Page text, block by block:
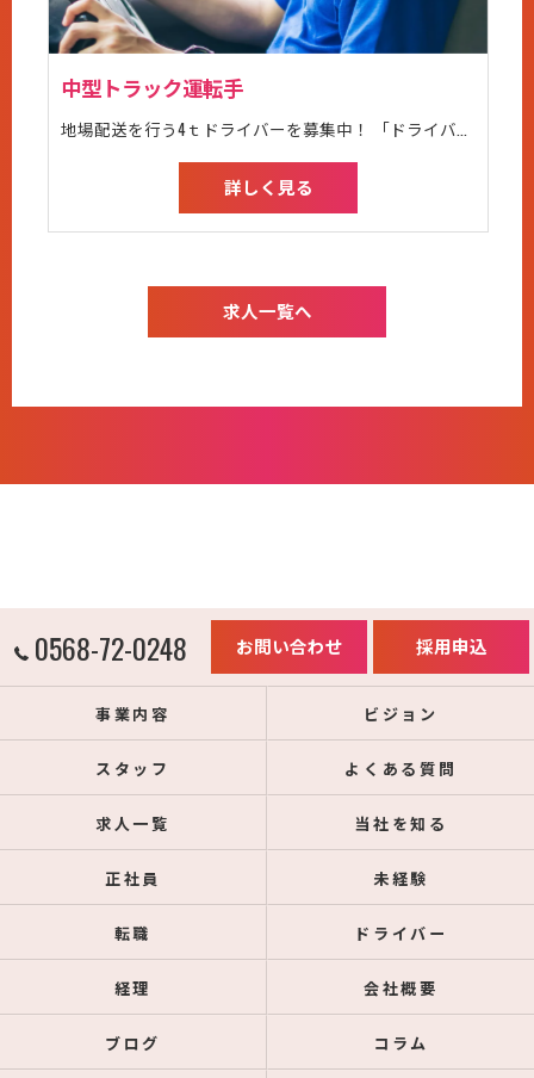
中型トラック運転手
詳しく見る
求人一覧へ
0568-72-0248 お問い合わせ 採用申込
事業内容 ビジョン
スタッフ よくある質問
求人一覧 当社を知る
正社員 未経験
転職 ドライバー
経理 会社概要
ブログ コラム